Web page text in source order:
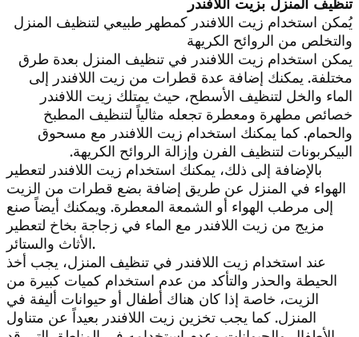
يُمكن استخدام زيت اللافندر كمطهر طبيعي لتنظيف المنزل
والتخلص من الروائح الكريهة
يمكن استخدام زيت اللافندر في تنظيف المنزل بعدة طرق
مختلفة. يمكنك إضافة عدة قطرات من زيت اللافندر إلى
الماء والخل لتنظيف الأسطح، حيث يمتلك زيت اللافندر
خصائص مطهرة ومعطرة تجعله مثالياً لتنظيف المطبخ
والحمام. كما يمكنك استخدام زيت اللافندر مع مسحوق
البيكربونات لتنظيف الفرن وإزالة الروائح الكريهة.
بالإضافة إلى ذلك، يمكنك استخدام زيت اللافندر لتعطير
الهواء في المنزل عن طريق إضافة بضع قطرات من الزيت
إلى مرطب الهواء أو الشمعة المعطرة. ويمكنك أيضاً صنع
مزيج من زيت اللافندر مع الماء في زجاجة بخاخ لتعطير
الأثاث والستائر.
عند استخدام زيت اللافندر في تنظيف المنزل، يجب أخذ
الحيطة والحذر والتأكد من عدم استخدام كميات كبيرة من
الزيت، خاصة إذا كان هناك أطفال أو حيوانات أليفة في
المنزل. كما يجب تخزين زيت اللافندر بعيداً عن متناول